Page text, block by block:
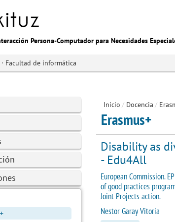
Persona-Computador para Necesidades
· Facultad de informática
Inicio / Docencia /
Erasmus+
Disability as
- Edu4All
European Commission.
of good practices
Joint Projects action.
Nestor Garay Vitoria